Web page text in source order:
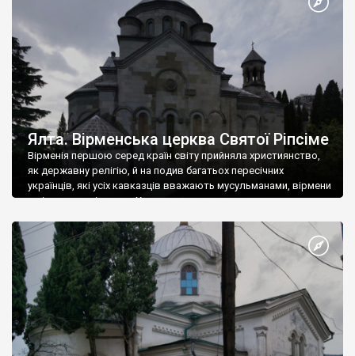
Ялта. Вірменська церква Святої Ріпсіме
Вірменія першою серед країн світу прийняла християнство,
як державну релігію, й на подив багатьох пересічних
українців, які усіх кавказців вважають мусульманами, вірмени
є відданими вірянами Христа